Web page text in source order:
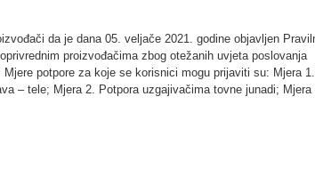
da je dana 05. veljače 2021. godine objavljen
proizvođačima zbog otežanih uvjeta poslovanja
potpore za koje se korisnici mogu prijaviti su: Mjera 1.
– tele; Mjera 2. Potpora uzgajivačima tovne junadi; Mjera